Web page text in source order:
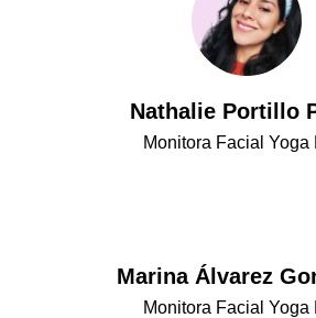
Nathalie Portillo
Monitora Facial Yoga
Marina Álvarez
Monitora Facial Yoga